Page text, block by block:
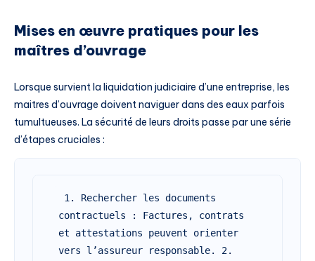
Mises en œuvre pratiques pour les
maîtres d’ouvrage
Lorsque survient la liquidation judiciaire d’une entreprise, les
maitres d’ouvrage doivent naviguer dans des eaux parfois
tumultueuses. La sécurité de leurs droits passe par une série
d’étapes cruciales :
contractuels : Factures, contrats
et attestations peuvent orienter
vers l’assureur responsable. 2.